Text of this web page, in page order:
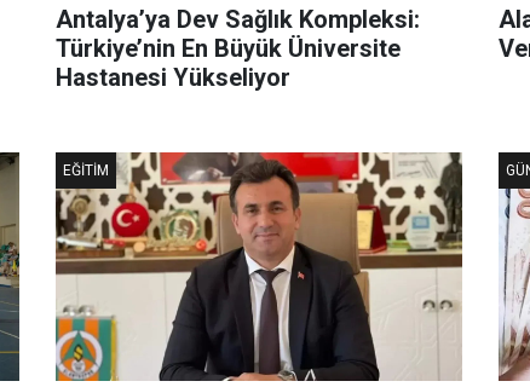
Antalya’ya Dev Sağlık Kompleksi:
Türkiye’nin En Büyük Üniversite
Hastanesi Yükseliyor
EĞITIM